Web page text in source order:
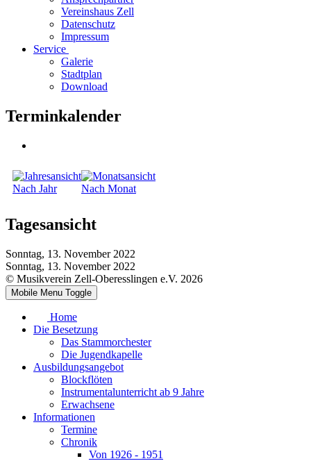
Vereinshaus Zell
Datenschutz
Impressum
Service
Galerie
Stadtplan
Download
Terminkalender
Nach Jahr Nach Monat
Tagesansicht
Sonntag, 13. November 2022
Sonntag, 13. November 2022
© Musikverein Zell-Oberesslingen e.V. 2026
Mobile Menu Toggle
Home
Die Besetzung
Das Stammorchester
Die Jugendkapelle
Ausbildungsangebot
Blockflöten
Instrumentalunterricht ab 9 Jahre
Erwachsene
Informationen
Termine
Chronik
Von 1926 - 1951